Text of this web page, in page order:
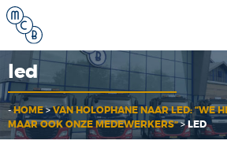
led
-HOME>VAN HOLOPHANE NAAR LED: “WE
MAAR OOK ONZE MEDEWERKERS”>LED